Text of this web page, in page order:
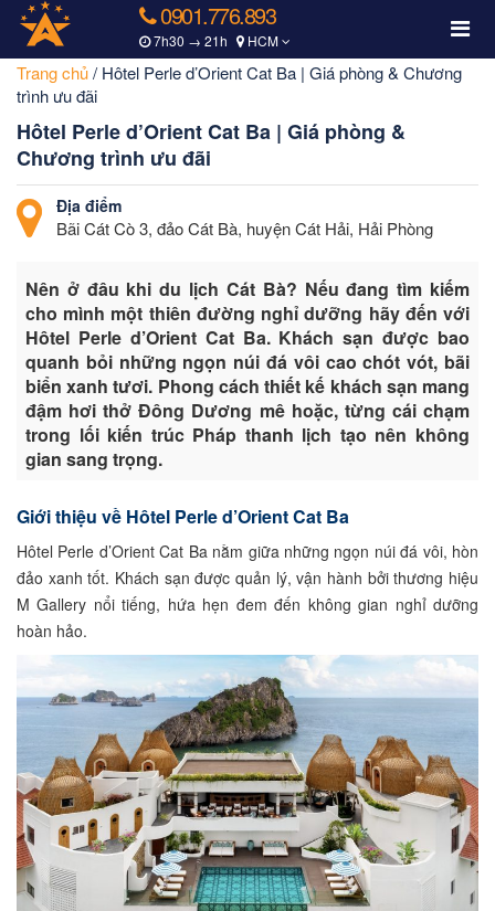
0901.776.893
7h30 → 21h HCM
Trang chủ/ Hôtel Perle d’Orient Cat Ba | Giá phòng & Chương
trình ưu đãi
Hôtel Perle d’Orient Cat Ba | Giá phòng &
Chương trình ưu đãi
Địa điểm
Bãi Cát Cò 3, đảo Cát Bà, huyện Cát Hải, Hải Phòng
Nên ở đâu khi du lịch Cát Bà? Nếu đang tìm kiếm
cho mình một thiên đường nghỉ dưỡng hãy đến với
Hôtel Perle d’Orient Cat Ba. Khách sạn được bao
quanh bỏi những ngọn núi đá vôi cao chót vót, bãi
biển xanh tươi. Phong cách thiết kế khách sạn mang
đậm hơi thở Đông Dương mê hoặc, từng cái chạm
trong lối kiến trúc Pháp thanh lịch tạo nên không
gian sang trọng.
Giới thiệu về Hôtel Perle d’Orient Cat Ba
Hôtel Perle d’Orient Cat Ba nằm giữa những ngọn núi đá vôi, hòn
đảo xanh tốt. Khách sạn được quản lý, vận hành bởi thương hiệu
M Gallery nổi tiếng, hứa hẹn đem đến không gian nghỉ dưỡng
hoàn hảo.